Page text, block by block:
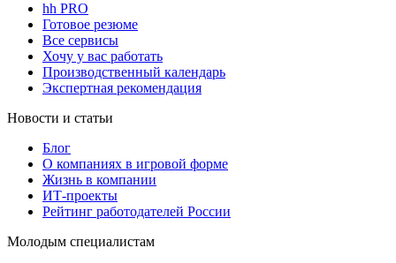
hh PRO
Готовое резюме
Все сервисы
Хочу у вас работать
Производственный календарь
Экспертная рекомендация
Новости и статьи
Блог
О компаниях в игровой форме
Жизнь в компании
ИТ-проекты
Рейтинг работодателей России
Молодым специалистам